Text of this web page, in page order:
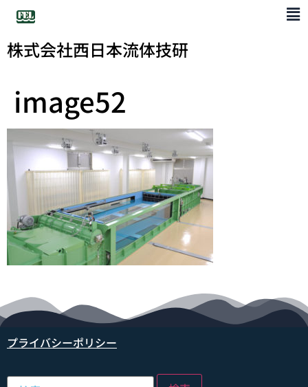
株式会社西日本流体技研
image52
プライバシーポリシー